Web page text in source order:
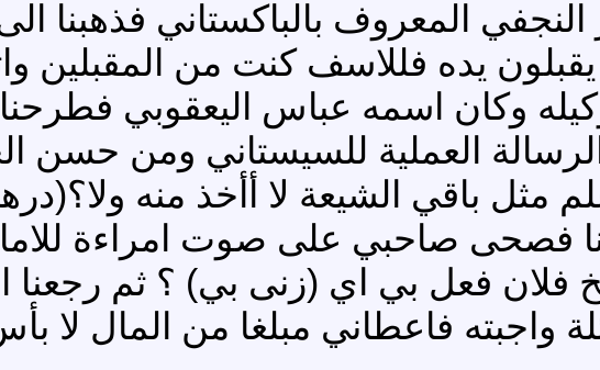
المعروف بالباكستاني فذهبنا
يده فللاسف كنت من
وكيله وكان اسمه عباس اليعقوبي
العملية للسيستاني ومن حسن
مثل باقي الشيعة لا أأخذ منه
فصحى صاحبي على صوت امراءة
فلان فعل بي اي (زنى بي) ؟ ثم رجعنا
واجبته فاعطاني مبلغا من المال لا